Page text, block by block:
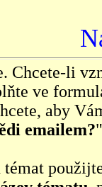
Chcete-li
ve
aby
emailem?